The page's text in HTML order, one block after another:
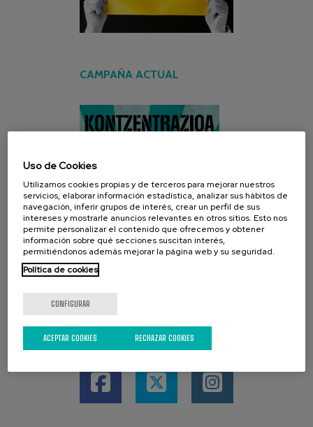
CAMPAÑA ACTUAL
REDES SOCIALES
Uso de Cookies
Utilizamos cookies propias y de terceros para mejorar nuestros
servicios, elaborar información estadística, analizar sus hábitos de
navegación, inferir grupos de interés, crear un perfil de sus
intereses y mostrarle anuncios relevantes en otros sitios. Esto nos
permite personalizar el contenido que ofrecemos y obtener
información sobre qué secciones suscitan interés,
permitiéndonos además mejorar la página web y su seguridad.
Política de cookies
CONFIGURAR
RECHAZAR COOKIES
ACEPTAR COOKIES